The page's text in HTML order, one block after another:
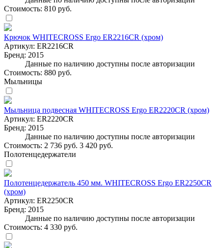
Стоимость: 810 руб.
Крючок WHITECROSS Ergo ER2216CR (хром)
Артикул: ER2216CR
Бренд: 2015
Данные по наличию доступны после авторизации
Стоимость: 880 руб.
Мыльницы
Мыльница подвесная WHITECROSS Ergo ER2220CR (хром)
Артикул: ER2220CR
Бренд: 2015
Данные по наличию доступны после авторизации
Стоимость: 2 736 руб. 3 420 руб.
Полотенцедержатели
Полотенцедержатель 450 мм. WHITECROSS Ergo ER2250CR
(хром)
Артикул: ER2250CR
Бренд: 2015
Данные по наличию доступны после авторизации
Стоимость: 4 330 руб.